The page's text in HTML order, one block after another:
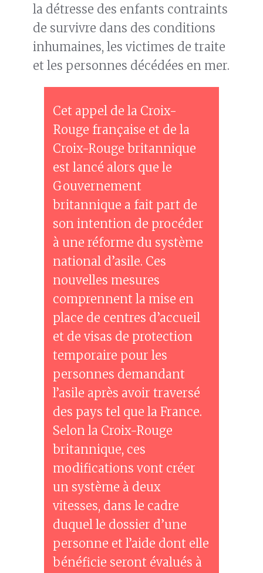
la détresse des enfants contraints
de survivre dans des conditions
inhumaines, les victimes de traite
et les personnes décédées en mer.
Cet appel de la Croix-
Rouge française et de la
Croix-Rouge britannique
est lancé alors que le
Gouvernement
britannique a fait part de
son intention de procéder
à une réforme du système
national d’asile. Ces
nouvelles mesures
comprennent la mise en
place de centres d’accueil
et de visas de protection
temporaire pour les
personnes demandant
l’asile après avoir traversé
des pays tel que la France.
Selon la Croix-Rouge
britannique, ces
modifications vont créer
un système à deux
vitesses, dans le cadre
duquel le dossier d’une
personne et l’aide dont elle
bénéficie seront évalués à